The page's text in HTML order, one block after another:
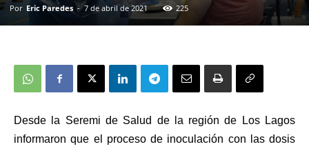
Por Eric Paredes - 7 de abril de 2021 225
Desde la Seremi de Salud de la región de Los Lagos
informaron que el proceso de inoculación con las dosis